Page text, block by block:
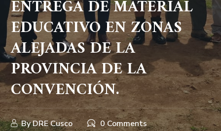
ENTREGA DE MATERIAL
EDUCATIVO EN ZONAS
ALEJADAS DE LA
PROVINCIA DE LA
CONVENCIÓN.
ByDRE Cusco 0 Comments